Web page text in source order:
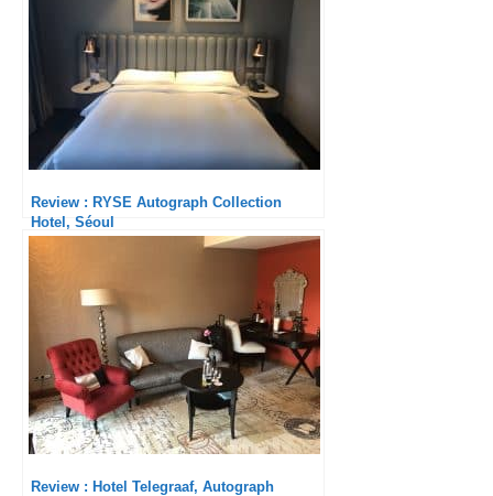
Review : RYSE Autograph Collection
Hotel, Séoul
Review : Hotel Telegraaf, Autograph